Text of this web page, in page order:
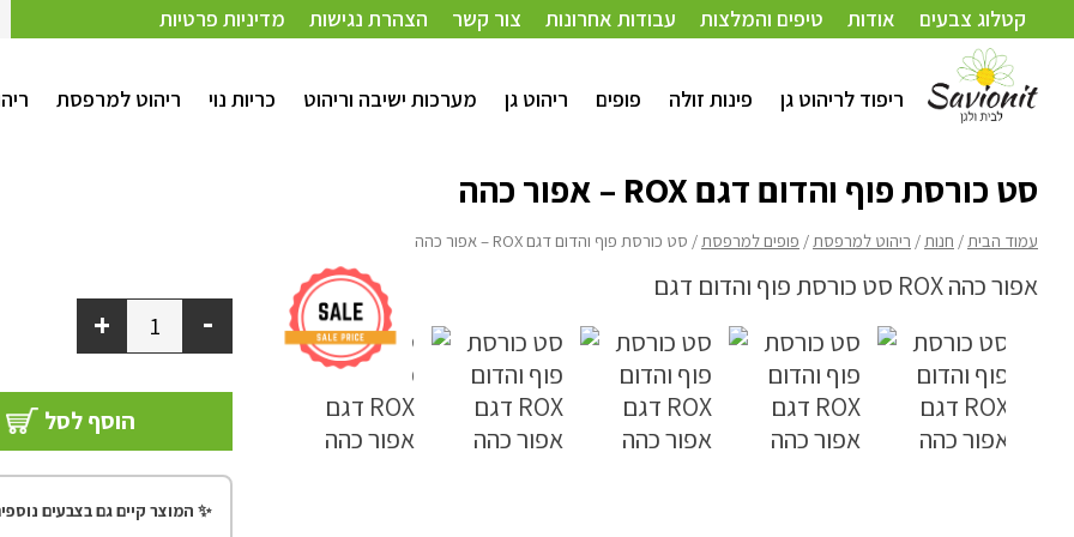
קטלוג צבעים אודות טיפים והמלצות עבודות אחרונות צור קשר הצהרת נגישות מדיניות פרטיות
ריפוד לריהוט גן פינות זולה פופים ריהוט גן מערכות ישיבה וריהוט כריות נוי ריהוט למרפסת
עמוד הבית/חנות/ריהוט למרפסת פופים למרפסת/ סט כורסת פוף והדום דגם ROX – אפור כהה
סט כורסת פוף והדום דגם ROX – אפור כהה
עמוד הבית/ חנות/ ריהוט למרפסת/ פופים למרפסת/ סט כורסת פוף והדום דגם ROX – אפור כהה
-
+
הוסף לסל
✨ המוצר קיים גם בצבעים